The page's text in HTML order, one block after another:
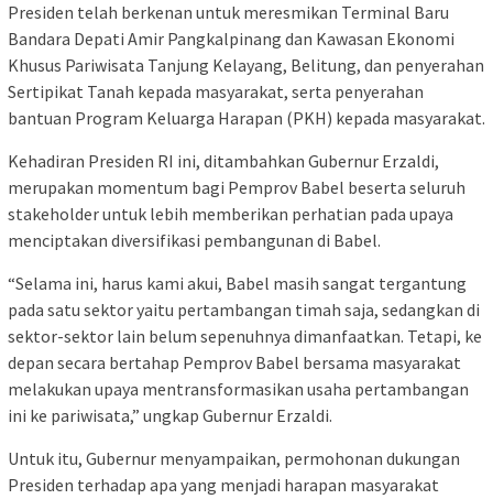
Presiden telah berkenan untuk meresmikan Terminal Baru
Bandara Depati Amir Pangkalpinang dan Kawasan Ekonomi
Khusus Pariwisata Tanjung Kelayang, Belitung, dan penyerahan
Sertipikat Tanah kepada masyarakat, serta penyerahan
bantuan Program Keluarga Harapan (PKH) kepada masyarakat.
Kehadiran Presiden RI ini, ditambahkan Gubernur Erzaldi,
merupakan momentum bagi Pemprov Babel beserta seluruh
stakeholder untuk lebih memberikan perhatian pada upaya
menciptakan diversifikasi pembangunan di Babel.
“Selama ini, harus kami akui, Babel masih sangat tergantung
pada satu sektor yaitu pertambangan timah saja, sedangkan di
sektor-sektor lain belum sepenuhnya dimanfaatkan. Tetapi, ke
depan secara bertahap Pemprov Babel bersama masyarakat
melakukan upaya mentransformasikan usaha pertambangan
ini ke pariwisata,” ungkap Gubernur Erzaldi.
Untuk itu, Gubernur menyampaikan, permohonan dukungan
Presiden terhadap apa yang menjadi harapan masyarakat